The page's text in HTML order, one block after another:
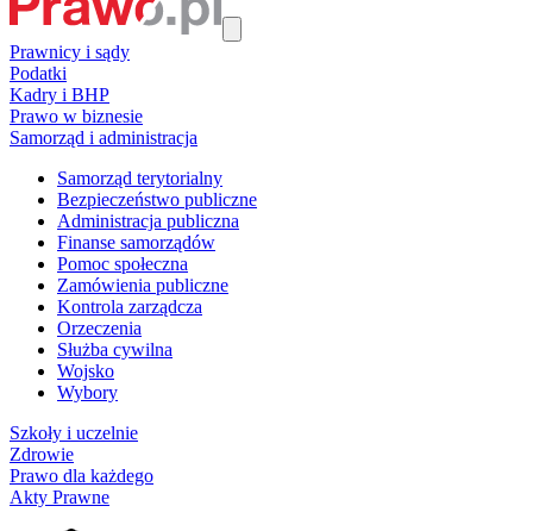
Prawnicy i sądy
Podatki
Kadry i BHP
Prawo w biznesie
Samorząd i administracja
Samorząd terytorialny
Bezpieczeństwo publiczne
Administracja publiczna
Finanse samorządów
Pomoc społeczna
Zamówienia publiczne
Kontrola zarządcza
Orzeczenia
Służba cywilna
Wojsko
Wybory
Szkoły i uczelnie
Zdrowie
Prawo dla każdego
Akty Prawne